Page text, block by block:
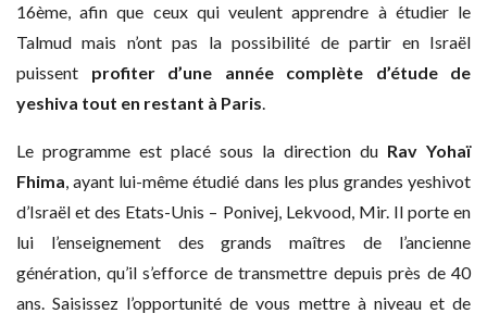
16ème, afin que ceux qui veulent apprendre à étudier le
Talmud mais n’ont pas la possibilité de partir en Israël
puissent profiter d’une année complète d’étude de
yeshiva tout en restant à Paris.
Le programme est placé sous la direction du Rav Yohaï
Fhima, ayant lui-même étudié dans les plus grandes yeshivot
d’Israël et des Etats-Unis – Ponivej, Lekvood, Mir. Il porte en
lui l’enseignement des grands maîtres de l’ancienne
génération, qu’il s’efforce de transmettre depuis près de 40
ans. Saisissez l’opportunité de vous mettre à niveau et de